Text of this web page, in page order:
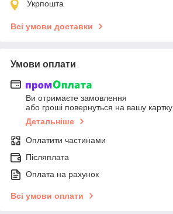
Укрпошта
Всі умови доставки
Умови оплати
Ви отримаєте замовлення
або гроші повернуться на вашу картку
Детальніше
Оплатити частинами
Післяплата
Оплата на рахунок
Всі умови оплати